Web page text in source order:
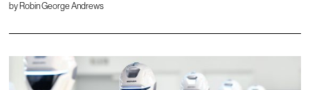
by Robin George Andrews